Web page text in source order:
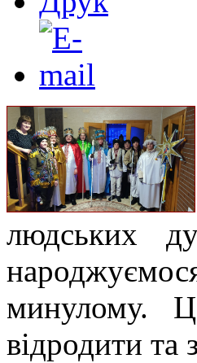
людських
минулому.
відродити